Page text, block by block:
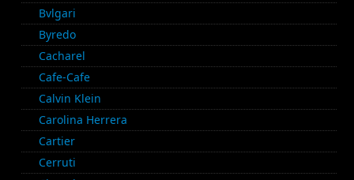
Bvlgari
Byredo
Cacharel
Cafe-Cafe
Calvin Klein
Carolina Herrera
Cartier
Cerruti